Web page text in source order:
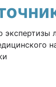
экспертизы